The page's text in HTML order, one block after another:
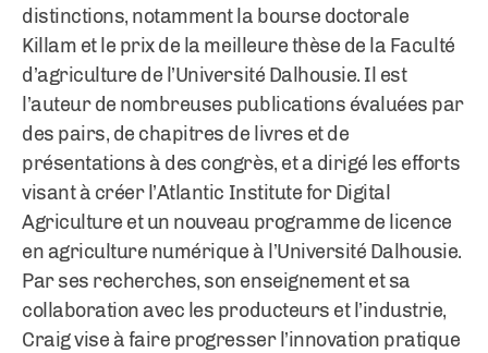
distinctions, notamment la bourse doctorale
Killam et le prix de la meilleure thèse de la Faculté
d’agriculture de l’Université Dalhousie. Il est
l’auteur de nombreuses publications évaluées par
des pairs, de chapitres de livres et de
présentations à des congrès, et a dirigé les efforts
visant à créer l’Atlantic Institute for Digital
Agriculture et un nouveau programme de licence
en agriculture numérique à l’Université Dalhousie.
Par ses recherches, son enseignement et sa
collaboration avec les producteurs et l’industrie,
Craig vise à faire progresser l’innovation pratique